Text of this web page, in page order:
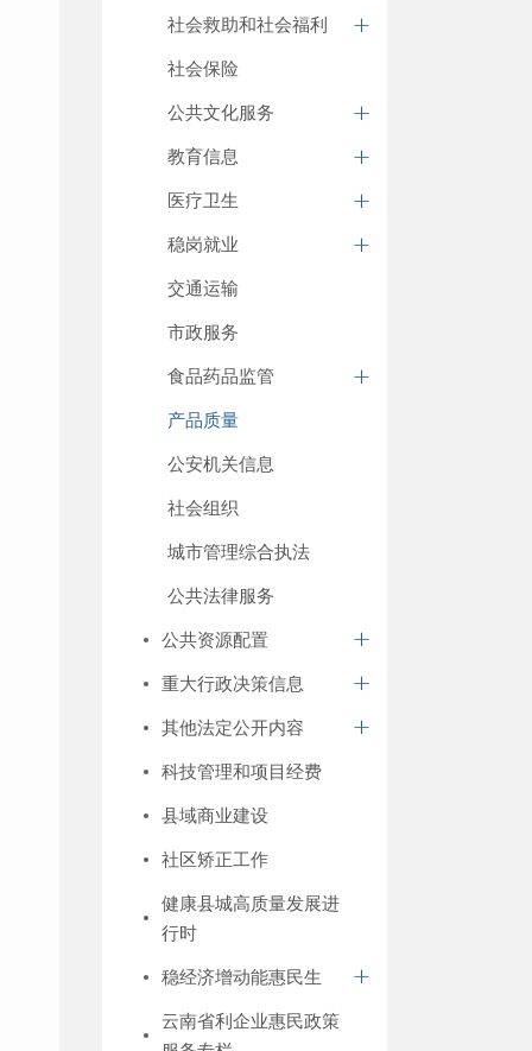
社会救助和社会福利
社会保险
公共文化服务
教育信息
医疗卫生
稳岗就业
交通运输
市政服务
食品药品监管
产品质量
公安机关信息
社会组织
城市管理综合执法
公共法律服务
公共资源配置
重大行政决策信息
其他法定公开内容
科技管理和项目经费
县域商业建设
社区矫正工作
健康县城高质量发展进
行时
稳经济增动能惠民生
云南省利企业惠民政策